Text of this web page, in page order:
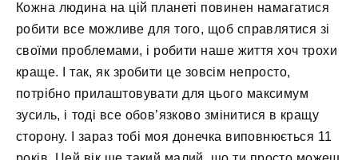
Кожна людина на цій планеті повинен намагатися
робити все можливе для того, щоб справлятися зі
своїми проблемами, і робити наше життя хоч трохи
краще. І так, як зробити це зовсім непросто,
потрібно прилаштовувати для цього максимум
зусиль, і тоді все обов’язково змінитися в кращу
сторону. І зараз тобі моя донечка виповнюється 11